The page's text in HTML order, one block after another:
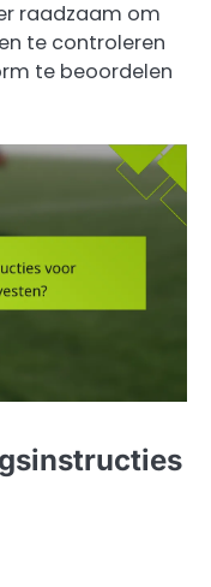
raadzaam om
te controleren
te beoordelen